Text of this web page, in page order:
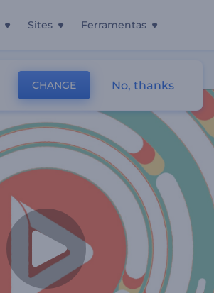
Sites Ferramentas
CHANGE No, thanks